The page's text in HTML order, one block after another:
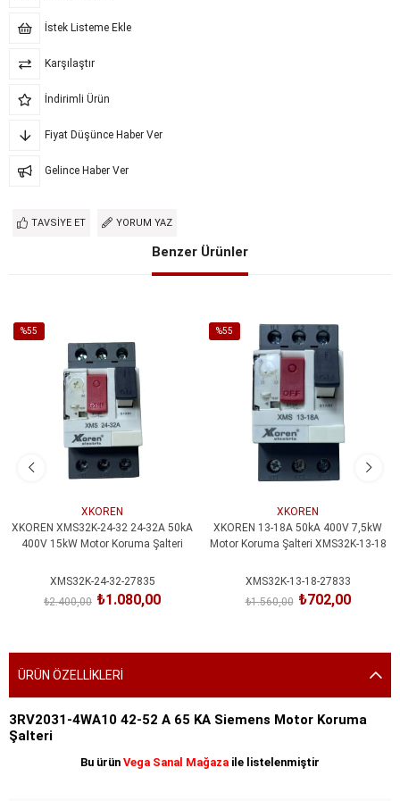
İstek Listeme Ekle
Karşılaştır
İndirimli Ürün
Fiyat Düşünce Haber Ver
Gelince Haber Ver
TAVSIYE ET YORUM YAZ
Benzer Ürünler
%55
XKOREN
XKOREN XMS32K-24-32 24-32A 50kA
400V 15kW Motor Koruma Şalteri
XMS32K-24-32-27835
₺1.080,00
₺2.400,00
%55
%55İndirim
XKOREN
XKOREN 13-18A 50kA 400V 7,5kW
Motor Koruma Şalteri XMS32K-13-18
XMS32K-13-18-27833
₺702,00
₺1.560,00
ÜRÜN ÖZELLIKLERI
3RV2031-4WA10 42-52 A 65 KA Siemens Motor Koruma
Şalteri
Bu ürün Vega Sanal Mağaza ile listelenmiştir